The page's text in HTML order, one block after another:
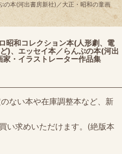
の本(河出書房新社)／大正・昭和の童画
和コレクション本(人形劇、電
)、エッセイ本／らんぷの本(河出
・イラストレーター作品集
ない本や在庫調整本など、新
い求めいただけます。(絶版本